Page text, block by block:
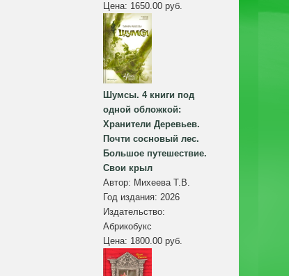
Цена: 1650.00 руб.
Шумсы. 4 книги под
одной обложкой:
Хранители Деревьев.
Почти сосновый лес.
Большое путешествие.
Свои крыл
Автор: Михеева Т.В.
Год издания: 2026
Издательство:
Абрикобукс
Цена: 1800.00 руб.